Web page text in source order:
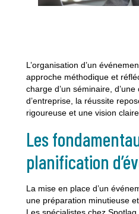
L’organisation d’un
approche méthodique et
charge d’un séminaire,
d’entreprise, la réussite
rigoureuse et une vision
Les
planification
La mise en place d’un
une préparation minutieuse
Les spécialistes chez